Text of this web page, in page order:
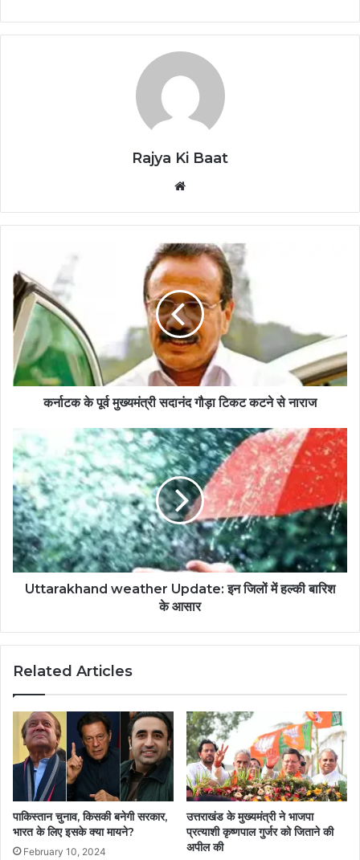
Rajya Ki Baat
कर्नाटक के पूर्व मुख्यमंत्री सदानंद गौड़ा टिकट कटने से नाराज
Uttarakhand weather Update: इन जिलों में हल्की बारिश
के आसार
Related Articles
पाकिस्तान चुनाव, किसकी बनेगी सरकार,
भारत के लिए इसके क्या मायने?
February 10, 2024
उत्तराखंड के मुख्यमंत्री ने भाजपा
प्रत्याशी कृष्णपाल गुर्जर को जिताने की
अपील की